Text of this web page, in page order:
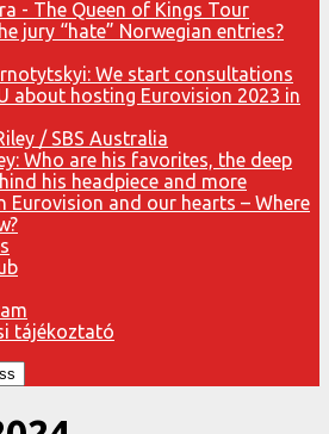
jury “hate” Norwegian entries?
We start consultations
about hosting Eurovision 2023 in
Who are his favorites, the deep
his headpiece and more
Eurovision and our hearts – Where
tájékoztató